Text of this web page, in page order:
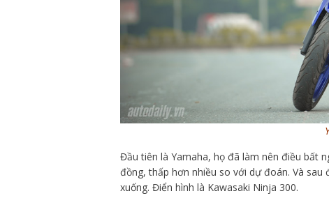
Đầu tiên là Yamaha, họ đã làm nên điều bất
đồng, thấp hơn nhiều so với dự đoán. Và
xuống. Điển hình là Kawasaki Ninja 300.